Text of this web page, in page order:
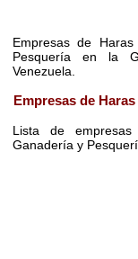
Empresas de
Pesquería en la
Venezuela.
Empresas de
Lista de
Ganadería y